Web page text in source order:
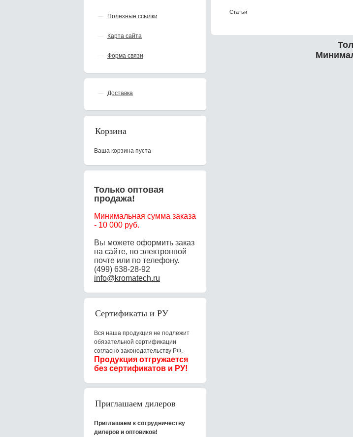
Полезные ссылки
Карта сайта
Форма связи
Доставка
Корзина
Ваша корзина пуста
Только оптовая
продажа!
Минимальная сумма заказа
- 10 000 руб.
Вы можете оформить заказ
на сайте, по электронной
почте или по телефону.
(499) 638-28-92
info@kromatech.ru
Сертификаты и РУ
Вся наша продукция не подлежит
обязательной сертификации
согласно законодательству РФ.
Продукция отгружается
без сертификатов и РУ!
Приглашаем дилеров
Приглашаем к сотрудничеству
дилеров и оптовиков!
Статьи